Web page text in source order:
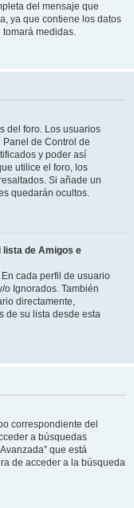
del mensaje que
ya que contiene los datos
medidas.
del foro. Los usuarios
de Control de
y poder así
utilice el foro, los
Si añade un
quedarán ocultos.
lista de Amigos e
cada perfil de usuario
o Ignorados. También
directamente,
de su lista desde esta
correspondiente del
a búsquedas
que está
de acceder a la búsqueda